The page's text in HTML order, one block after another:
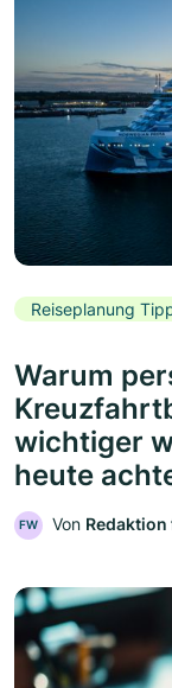
Reiseplanung
Warum
wichtiger
heute
FW Von